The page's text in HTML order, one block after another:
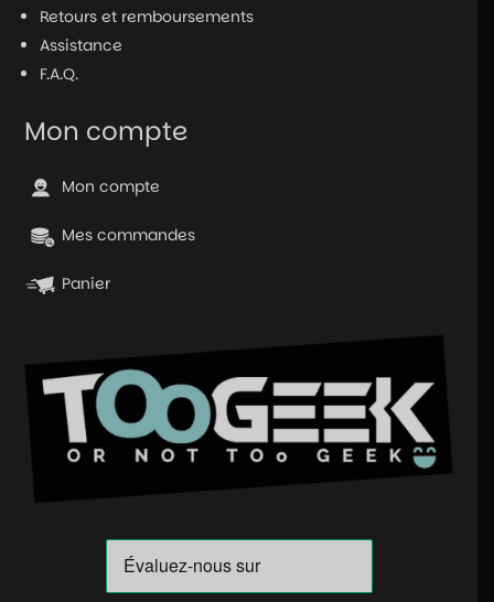
Retours et remboursements
Assistance
F.A.Q.
Mon compte
Mon compte
Mes commandes
Panier